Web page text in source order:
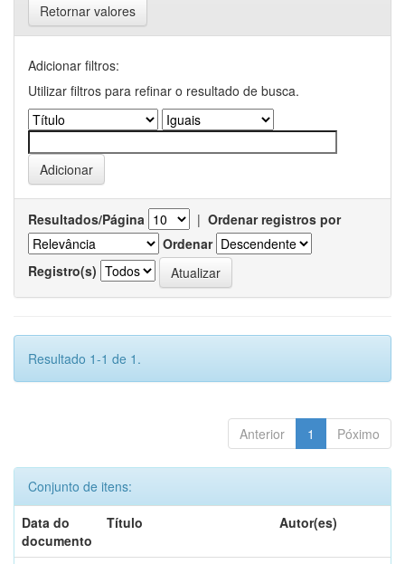
Retornar valores
Adicionar filtros:
Utilizar filtros para refinar o resultado de busca.
Resultados/Página | Ordenar registros por
Ordenar
Registro(s)
Resultado 1-1 de 1.
Anterior 1 Póximo
Conjunto de itens:
Data do
documento
Título Autor(es)